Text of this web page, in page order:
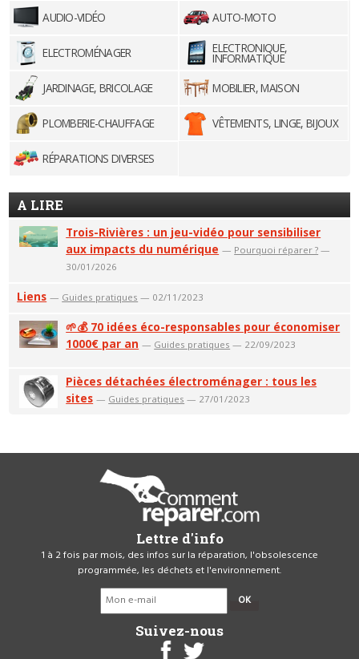
AUDIO-VIDÉO AUTO-MOTO
ELECTROMÉNAGER ELECTRONIQUE,
INFORMATIQUE
JARDINAGE, BRICOLAGE
MOBILIER, MAISON
PLOMBERIE-CHAUFFAGE VÊTEMENTS, LINGE, BIJOUX
RÉPARATIONS DIVERSES
A LIRE
Trois-Rivières : un jeu-vidéo pour sensibiliser
aux impacts du numérique — Pourquoi réparer ? —
30/01/2026
Liens — Guides pratiques — 02/11/2023
🌱💰 70 idées éco-responsables pour économiser
1000€ par an — Guides pratiques — 22/09/2023
Pièces détachées électroménager : tous les
sites — Guides pratiques — 27/01/2023
Lettre d'info
1 à 2 fois par mois, des infos sur la réparation, l'obsolescence
programmée, les déchets et l'environnement.
OK
Suivez-nous